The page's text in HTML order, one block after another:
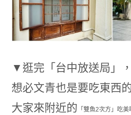
▼逛完「台中放送局」
想必文青也是要吃東西
大家來附近的 「雙魚2次方」吃